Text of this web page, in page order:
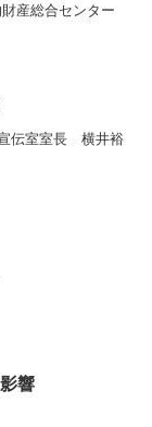
産総合センター
伝室室長 横井裕
響